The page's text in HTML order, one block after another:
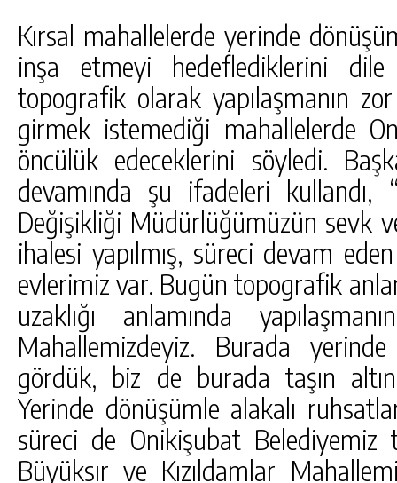
Kırsal mahallelerde yerinde
inşa etmeyi hedeflediklerini
topografik olarak yapılaşmanın
girmek istemediği mahallelerde
öncülük edeceklerini söyledi.
devamında şu ifadeleri kullandı,
Değişikliği Müdürlüğümüzün sevk
ihalesi yapılmış, süreci devam
evlerimiz var. Bugün topografik
uzaklığı anlamında
Mahallemizdeyiz. Burada
gördük, biz de burada taşın
Yerinde dönüşümle alakalı
süreci de Onikişubat Belediyemiz
Büyüksır ve Kızıldamlar